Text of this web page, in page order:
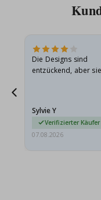
Die Designs sind
entzückend, aber sie
sie…
Sylvie Y
Verifizierter Käufer
07.08.2026